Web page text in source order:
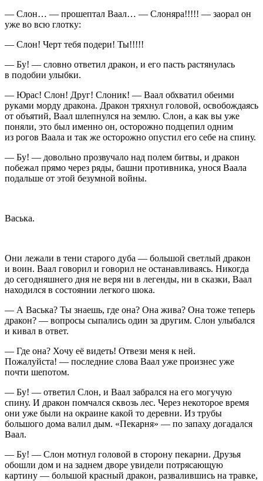
— Слон… — прошептал Ваал… — Слоняра!!!!! — заорал он
уже во всю глотку:
— Слон! Черт тебя подери! Ты!!!!!
— Бу! — словно ответил дракон, и его пасть растянулась
в подобии улыбки.
— Юрас! Слон! Друг! Слоник! — Ваал обхватил обеими
руками морду дракона. Дракон тряхнул головой, освобождаясь
от объятий, Ваал шлепнулся на землю. Слон, а как вы уже
поняли, это был именно он, осторожно подцепил одним
из рогов Ваала и так же осторожно опустил его себе на спину.
— Бу! — довольно прозвучало над полем битвы, и дракон
побежал прямо через ряды, башни противника, унося Ваала
подальше от этой безумной войны.
Васька.
Они лежали в тени старого дуба — большой светлый дракон
и воин. Ваал говорил и говорил не останавливаясь. Никогда
до сегодняшнего дня не веря ни в легенды, ни в сказки, Ваал
находился в состоянии легкого шока.
— А Васька? Ты знаешь, где она? Она жива? Она тоже теперь
дракон? — вопросы сыпались один за другим. Слон улыбался
и кивал в ответ.
— Где она? Хочу её видеть! Отвези меня к ней.
Пожалуйста! — последние слова Ваал уже произнес уже
почти шепотом.
— Бу! — ответил Слон, и Ваал забрался на его могучую
спину. И дракон помчался сквозь лес. Через некоторое время
они уже были на окраине какой то деревни. Из трубы
большого дома валил дым. «Пекарня» — по запаху догадался
Ваал.
— Бу! — Слон мотнул головой в сторону пекарни. Друзья
обошли дом и на заднем дворе увидели потрясающую
картину — большой красный дракон, развалившись на травке,